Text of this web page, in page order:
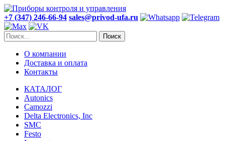
+7 (347) 246-66-94 sales@privod-ufa.ru
Поиск
О компании
Доставка и оплата
Контакты
КАТАЛОГ
Autonics
Camozzi
Delta Electronics, Inc
SMC
Festo